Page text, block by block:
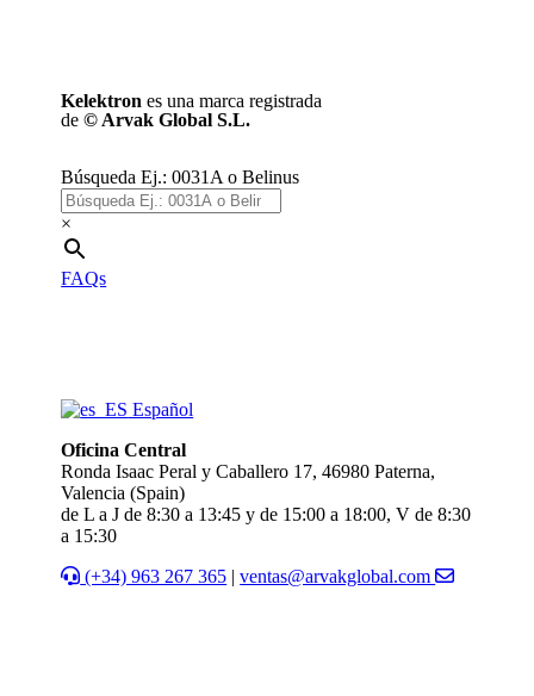
Kelektron es una marca registrada
de© Arvak Global S.L.
Búsqueda Ej.: 0031A o Belinus
×
FAQs
Español
Oficina Central
Ronda Isaac Peral y Caballero 17, 46980 Paterna,
Valencia (Spain)
de L a J de 8:30 a 13:45 y de 15:00 a 18:00, V de 8:30
a 15:30
(+34) 963 267 365 |ventas@arvakglobal.com